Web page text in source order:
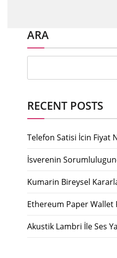
ARA
RECENT POSTS
Telefon Satisi İcin Fiyat
İsverenin
Kumarin Bireysel
Ethereum Paper
Akustik Lambri İle Ses